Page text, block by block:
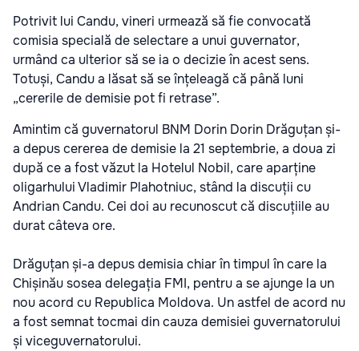
Potrivit lui Candu, vineri urmează să fie convocată
comisia specială de selectare a unui guvernator,
urmând ca ulterior să se ia o decizie în acest sens.
Totuși, Candu a lăsat să se înțeleagă că până luni
„cererile de demisie pot fi retrase”.
Amintim că guvernatorul BNM Dorin Dorin Drăguțan și-
a depus cererea de demisie la 21 septembrie, a doua zi
după ce a fost văzut la Hotelul Nobil, care aparține
oligarhului Vladimir Plahotniuc, stând la discuții cu
Andrian Candu. Cei doi au recunoscut că discuțiile au
durat câteva ore.
Drăguțan și-a depus demisia chiar în timpul în care la
Chișinău sosea delegația FMI, pentru a se ajunge la un
nou acord cu Republica Moldova. Un astfel de acord nu
a fost semnat tocmai din cauza demisiei guvernatorului
și viceguvernatorului.